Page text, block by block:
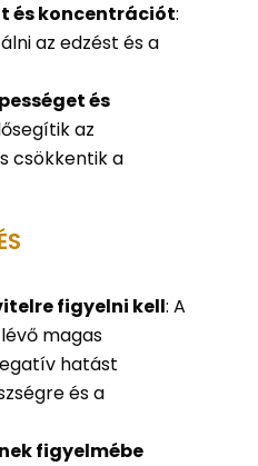
és koncentrációt:
az edzést és a
és
az
csökkentik a
figyelni kell: A
magas
hatást
és a
figyelmébe